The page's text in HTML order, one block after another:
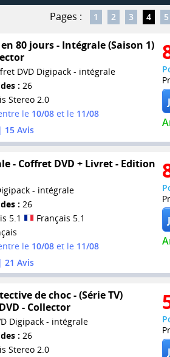
Pages : 1 2 3 4 5
80 jours - Intégrale (Saison 1)
DVD Digipack - intégrale
: 26
Stereo 2.0
le 10/08et le 11/08
15Avis
- Coffret DVD + Livret - Edition
- intégrale
: 26
5.1
Français 5.1
le 10/08et le 11/08
21 Avis
de choc - (Série TV)
- Collector
Digipack - intégrale
: 26
Stereo 2.0